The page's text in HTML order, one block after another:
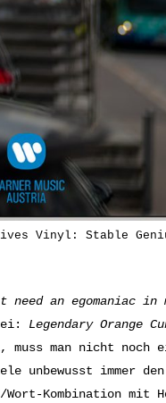
Vinyl: Stable
need an egomaniac in
Legendary Orange
muss man nicht noch
unbewusst immer
Kombination mit